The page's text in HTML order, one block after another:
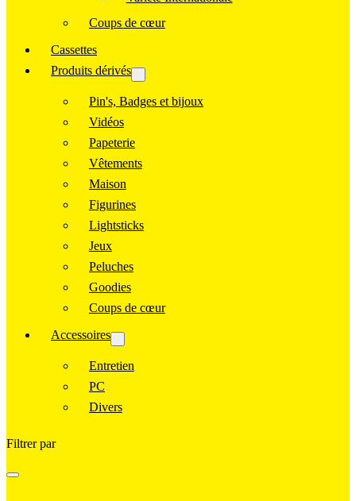
Coups de cœur
Cassettes
Produits dérivés
Pin's, Badges et bijoux
Vidéos
Papeterie
Vêtements
Maison
Figurines
Lightsticks
Jeux
Peluches
Goodies
Coups de cœur
Accessoires
Entretien
PC
Divers
Filtrer par